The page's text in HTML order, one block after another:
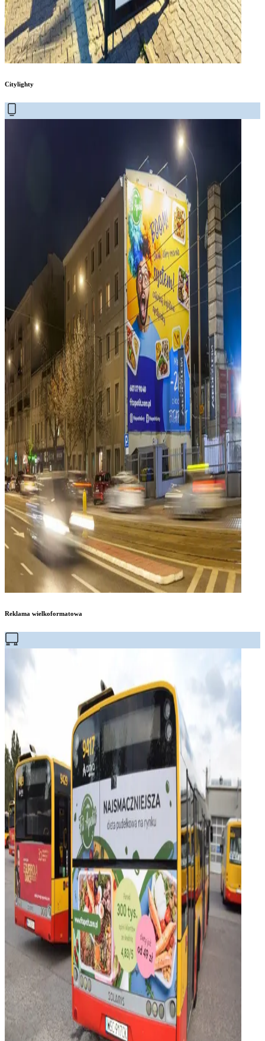
Citylighty
Reklama wielkoformatowa